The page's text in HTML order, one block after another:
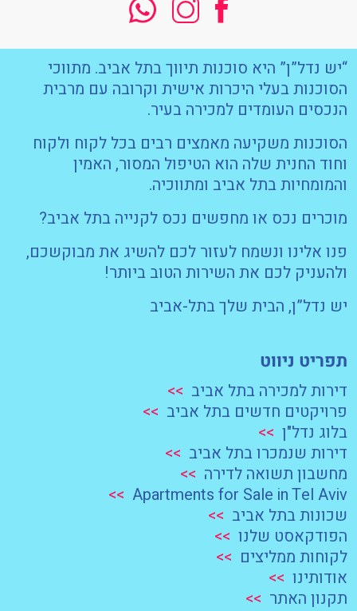
“יש נדל”ן” היא סוכנות תיווך בתל אביב. מתווכי
הסוכנות בעלי היכרות אישית וקרובה עם מרבית
הנכסים העומדים למכירה בעיר.
הסוכנות משקיעה מאמצים רבים בכל לקוח ולקוח
וחוד החנית שלה הוא הטיפול המסור, האמין
והמומחיות בתל אביב ומתווכיה.
מוכרים נכס או מחפשים נכס לקנייה בתל אביב?
פנו אלינו ונשמח לעזור לכם להשיג את מבוקשכם,
ולהעניק לכם את השירות הטוב ביותר!
יש נדל”ן, הבית שלך בתל-אביב
תפריט ניווט
דירות למכירה בתל אביב >>
פרויקטים חדשים בתל אביב >>
בלוג נדל"ן
>>
דירות שנמכרו בתל אביב >>
מחשבון תשואה לדירה >>
Apartments for Sale in Tel Aviv
>>
שכונות בתל אביב >>
הפודקאסט שלנו
>>
לקוחות ממליצים >>
אודותינו
>>
תקנון האתר >>